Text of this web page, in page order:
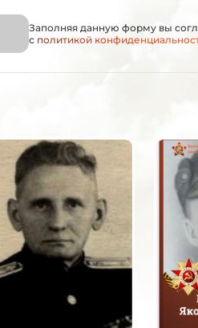
Заполняя данную форму вы
с политикой